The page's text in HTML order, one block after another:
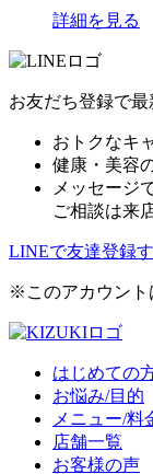
詳細を見る
お友だち登録で最
おトクなキ
健康・美容
メッセージ
ご相談は来
LINEで友達登録
※このアカウント
はじめての
お悩み/目的
メニュー/料
店舗一覧
お客様の声